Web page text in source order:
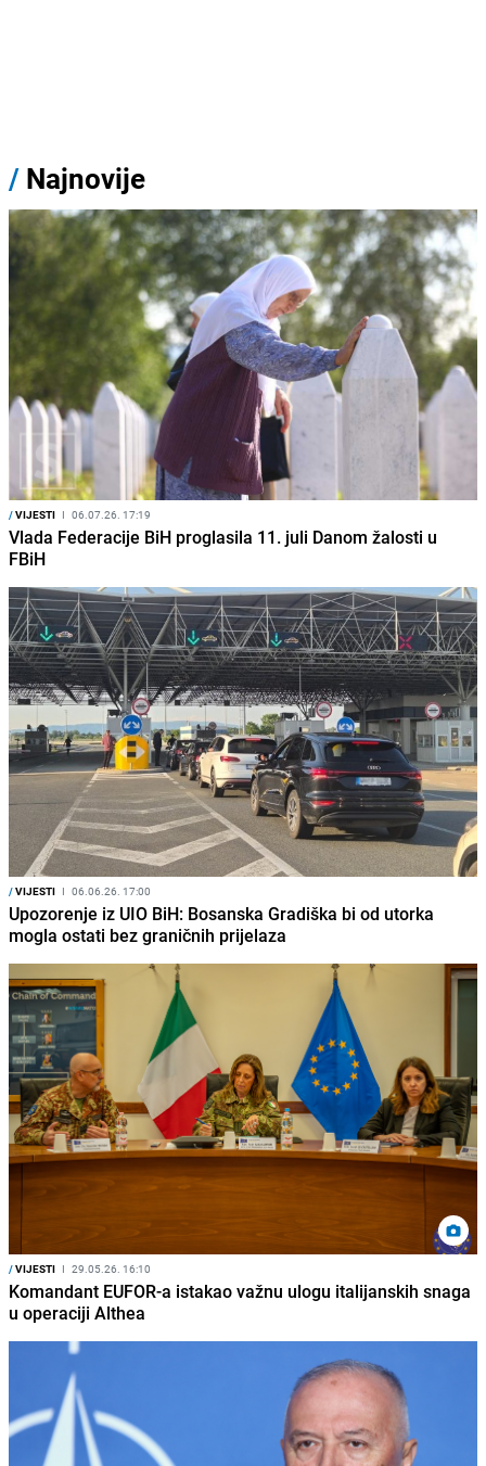
/ Najnovije
/VIJESTI I 06.07.26. 17:19
Vlada Federacije BiH proglasila 11. juli Danom žalosti u
FBiH
/VIJESTI I 06.06.26. 17:00
Upozorenje iz UIO BiH: Bosanska Gradiška bi od utorka
mogla ostati bez graničnih prijelaza
/VIJESTI I 29.05.26. 16:10
Komandant EUFOR-a istakao važnu ulogu italijanskih snaga
u operaciji Althea